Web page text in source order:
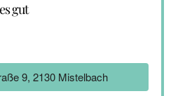
gut
9, 2130 Mistelbach